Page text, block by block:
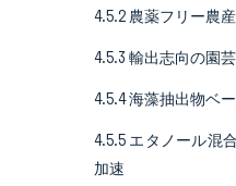
4.5.2 農薬フリー農
4.5.3 輸出志向の園
4.5.4 海藻抽出物ベ
4.5.5 エタノール混
加速